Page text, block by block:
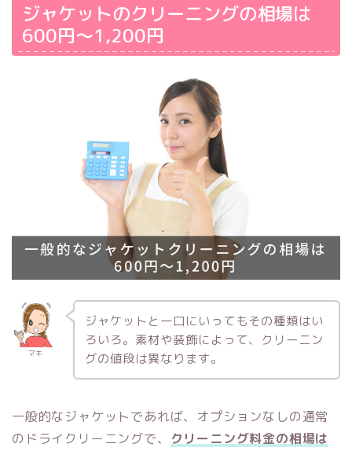
ジャケットのクリーニングの相場は
600円～1,200円
マキ
ジャケットと一口にいってもその種類はい
ろいろ。素材や装飾によって、クリーニン
グの値段は異なります。
一般的なジャケットであれば、オプションなしの通常
のドライクリーニングで、
クリーニング料金の相場は